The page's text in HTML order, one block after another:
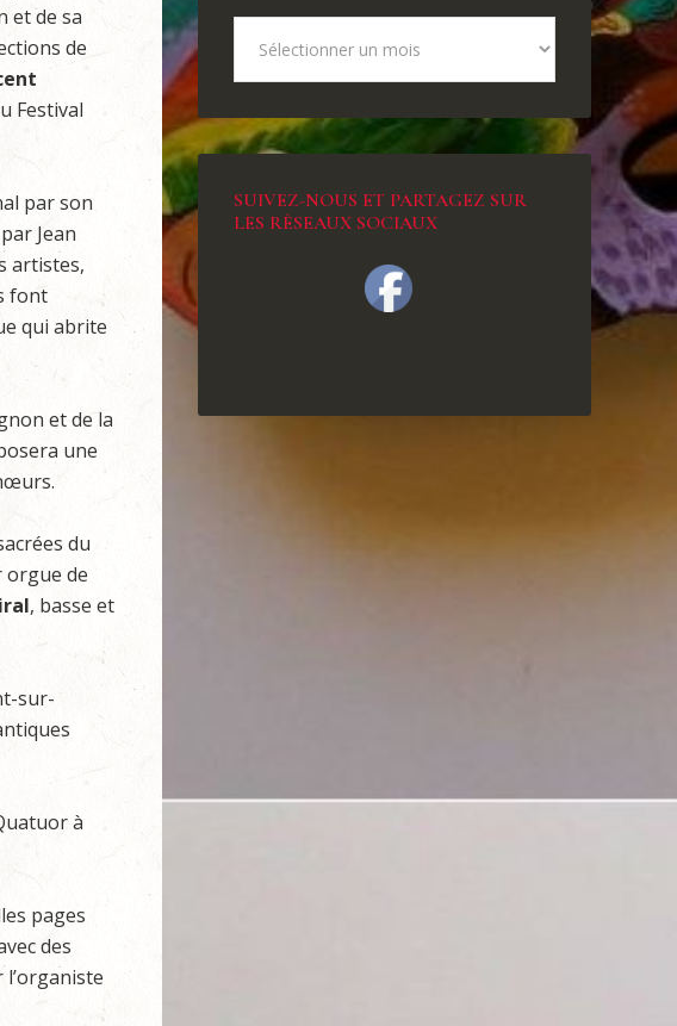
et de sa
de
Festival
par son
Jean
artistes,
font
qui abrite
et de la
une
du
orgue de
, basse et
sur-
à
pages
des
SUIVEZ-NOUS ET PARTAGEZ SUR
LES RÉSEAUX SOCIAUX